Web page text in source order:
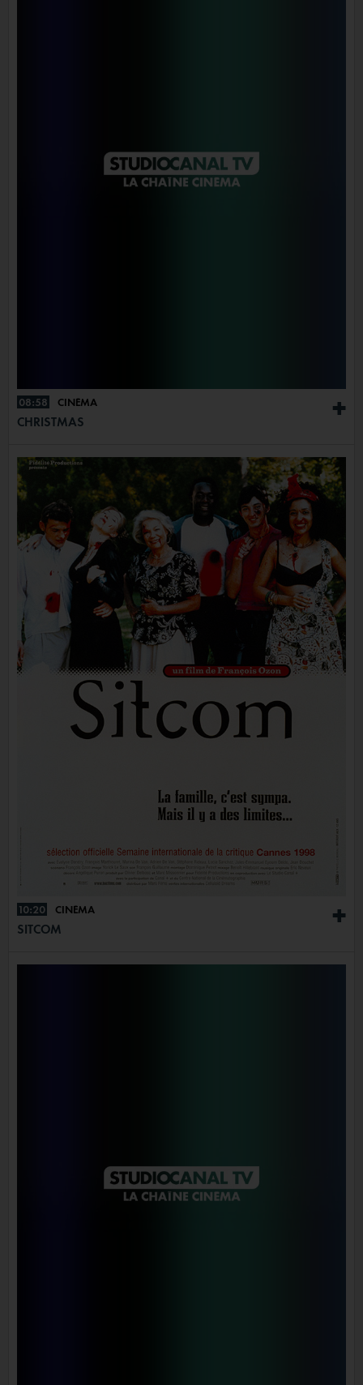
+
08:58 CINÉMA
CHRISTMAS
+
10:20 CINÉMA
SITCOM